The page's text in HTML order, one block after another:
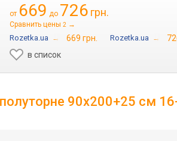
от 669 до 726 грн.
Сравнить цены 2 →
Rozetka.ua → 669 грн. Rozetka.ua →
в список
90x200+25 см